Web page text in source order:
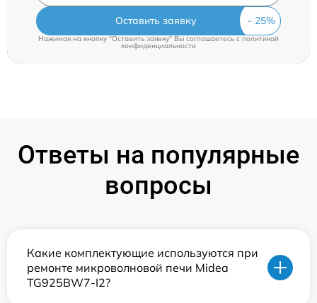
Оставить заявку
Нажимая на кнопку "Оставить заявку" Вы соглашаетесь cполитикой
конфиденциальности
Ответы на популярные
вопросы
Какие комплектующие используются при
ремонте микроволновой печи Midea
TG925BW7-I2?